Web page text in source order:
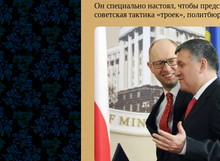
Он специально настоял, чтобы
советская тактика «троек»,